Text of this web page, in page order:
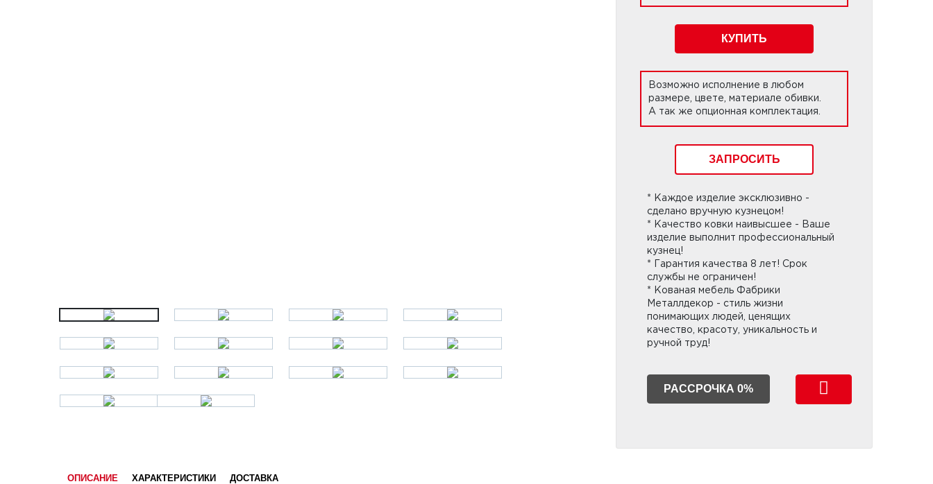
КУПИТЬ
Возможно исполнение в любом
размере, цвете, материале обивки.
А так же опционная комплектация.
ЗАПРОСИТЬ
* Каждое изделие эксклюзивно -
сделано вручную кузнецом!
* Качество ковки наивысшее - Ваше
изделие выполнит профессиональный
кузнец!
* Гарантия качества 8 лет! Срок
службы не ограничен!
* Кованая мебель Фабрики
Металлдекор - стиль жизни
понимающих людей, ценящих
качество, красоту, уникальность и
ручной труд!
РАССРОЧКА 0%
ОПИСАНИЕ ХАРАКТЕРИСТИКИ ДОСТАВКА